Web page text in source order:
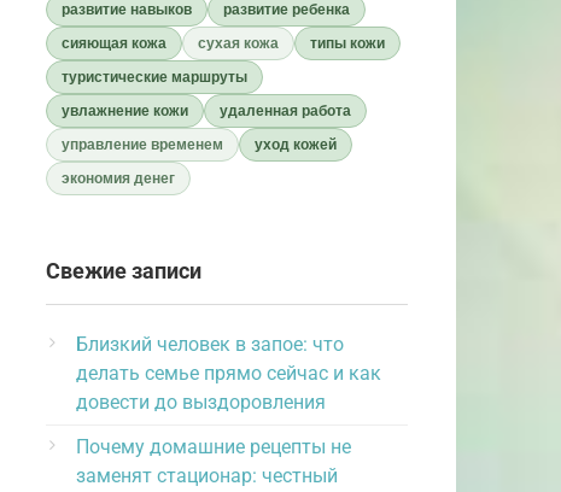
развитие навыков
развитие ребенка
сияющая кожа
сухая кожа
типы кожи
туристические маршруты
увлажнение кожи
удаленная работа
управление временем
уход кожей
экономия денег
Свежие записи
Близкий человек в запое: что
делать семье прямо сейчас и как
довести до выздоровления
Почему домашние рецепты не
заменят стационар: честный